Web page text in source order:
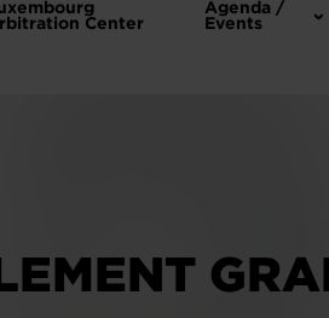
Center
Agenda /
Events